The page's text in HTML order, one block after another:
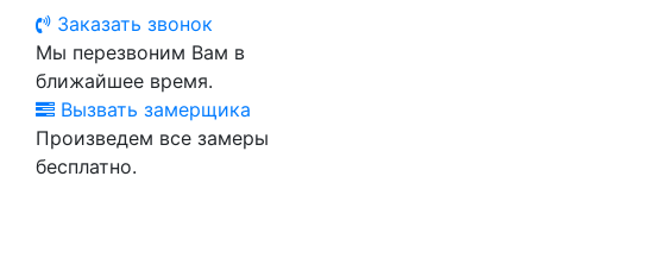
Заказать звонок
Мы перезвоним Вам в
ближайшее время.
Вызвать замерщика
Произведем все замеры
бесплатно.